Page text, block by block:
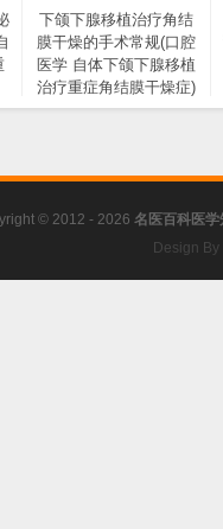
下颌下腺移植治疗角结
膜干燥的手术常规(口腔
医学 自体下颌下腺移植
治疗重症角结膜干燥症)
© 2012 - 2026 名医百科医学
Design By